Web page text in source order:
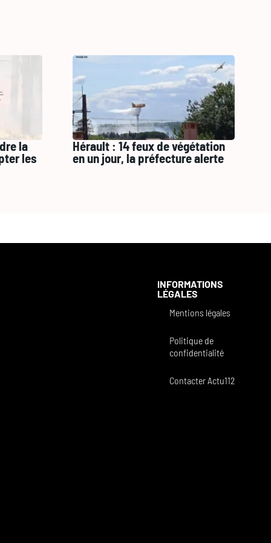
la
les
Hérault : 14 feux de végétation
en un jour, la préfecture alerte
INFORMATIONS
LÉGALES
Mentions légales
Politique de
confidentialité
Contacter Actu112